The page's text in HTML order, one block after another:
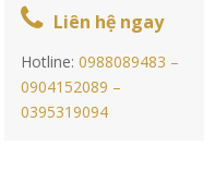
Liên hệ ngay
Hotline:0988089483 –
0904152089 –
0395319094